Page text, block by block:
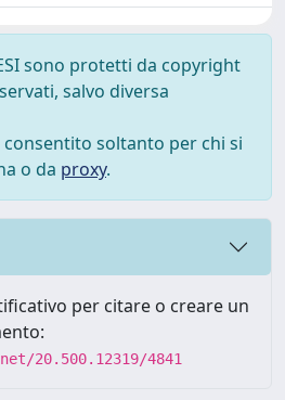
sono protetti da copyright
salvo diversa
soltanto per chi si
o da proxy.
per citare o creare un
20.500.12319/4841